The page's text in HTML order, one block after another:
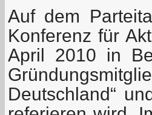
Auf dem
Konferenz für
April 2010 in
Deutschland“